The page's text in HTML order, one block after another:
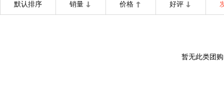
默认排序 销量 价格 好评
暂无此类团